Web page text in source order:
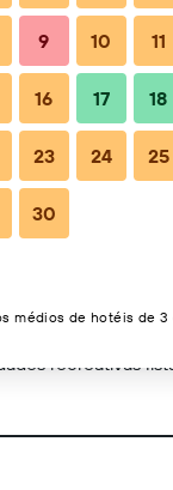
próximos
recreativas
9 10 11
16 17 18
23 24 25
30
médios de hotéis de 3